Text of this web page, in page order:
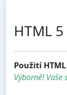
HTML 5
Použití HTML
Výborně!